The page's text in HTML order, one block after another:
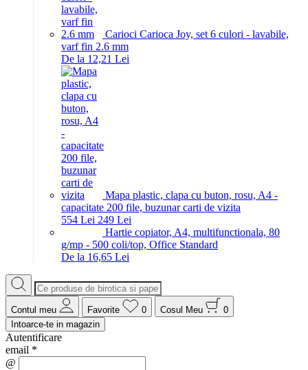
Carioci Carioca Joy, set 6 culori - lavabile,
varf fin 2.6 mm
De la 12,21 Lei
Mapa plastic, clapa cu buton, rosu, A4 -
capacitate 200 file, buzunar carti de vizita
554 Lei 249 Lei
Hartie copiator, A4, multifunctionala, 80
g/mp - 500 coli/top, Office Standard
De la 16,65 Lei
Contul meu Favorite 0 Cosul Meu
0
Intoarce-te in magazin
Autentificare
email *
@